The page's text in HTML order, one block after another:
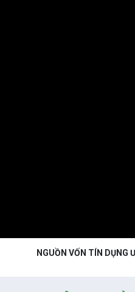
NGUỒN VỐN TÍN DỤNG